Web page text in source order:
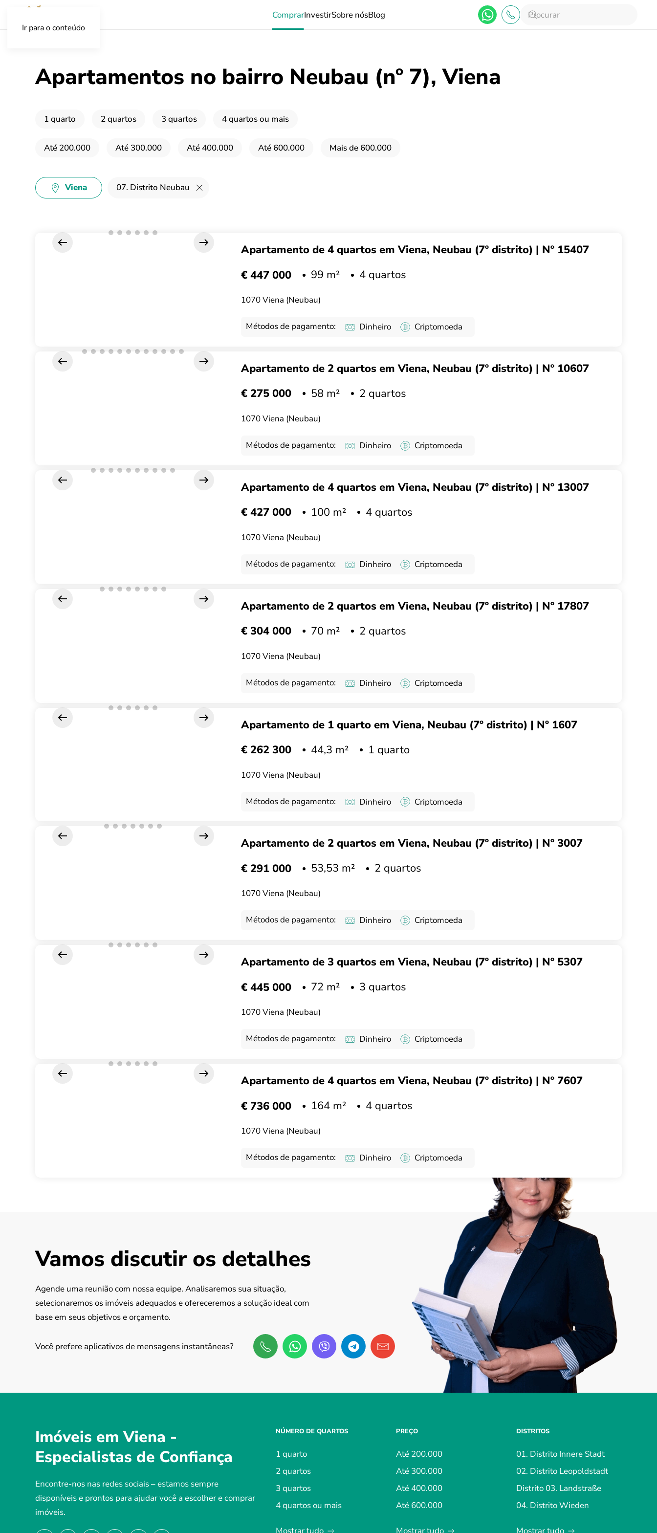
Ir para o conteúdo
ComprarInvestirSobre nósBlog
Apartamentos no bairro Neubau (nº 7), Viena
1 quarto 2 quartos 3 quartos 4 quartos ou mais
Até 200.000 Até 300.000 Até 400.000 Até 600.000 Mais de 600.000
Viena 07. Distrito Neubau
Apartamento de 4 quartos em Viena, Neubau (7º distrito) | Nº 15407
€ 447 000
99 m² 4 quartos
1070 Viena (Neubau)
Métodos de pagamento: Dinheiro Criptomoeda
Apartamento de 2 quartos em Viena, Neubau (7º distrito) | Nº 10607
€ 275 000
58 m² 2 quartos
1070 Viena (Neubau)
Métodos de pagamento: Dinheiro Criptomoeda
Apartamento de 4 quartos em Viena, Neubau (7º distrito) | Nº 13007
€ 427 000
100 m² 4 quartos
1070 Viena (Neubau)
Métodos de pagamento: Dinheiro Criptomoeda
Apartamento de 2 quartos em Viena, Neubau (7º distrito) | Nº 17807
€ 304 000
70 m² 2 quartos
1070 Viena (Neubau)
Métodos de pagamento: Dinheiro Criptomoeda
Apartamento de 1 quarto em Viena, Neubau (7º distrito) | Nº 1607
€ 262 300
44,3 m² 1 quarto
1070 Viena (Neubau)
Métodos de pagamento: Dinheiro Criptomoeda
Apartamento de 2 quartos em Viena, Neubau (7º distrito) | Nº 3007
€ 291 000
53,53 m² 2 quartos
1070 Viena (Neubau)
Métodos de pagamento: Dinheiro Criptomoeda
Apartamento de 3 quartos em Viena, Neubau (7º distrito) | Nº 5307
€ 445 000
72 m² 3 quartos
1070 Viena (Neubau)
Métodos de pagamento: Dinheiro Criptomoeda
Apartamento de 4 quartos em Viena, Neubau (7º distrito) | Nº 7607
€ 736 000
164 m² 4 quartos
1070 Viena (Neubau)
Métodos de pagamento: Dinheiro Criptomoeda
Vamos discutir os detalhes
Agende uma reunião com nossa equipe. Analisaremos sua situação,
selecionaremos os imóveis adequados e ofereceremos a solução ideal com
base em seus objetivos e orçamento.
Você prefere aplicativos de mensagens instantâneas?
Imóveis em Viena -
Especialistas de Confiança
Encontre-nos nas redes sociais – estamos sempre
disponíveis e prontos para ajudar você a escolher e comprar
imóveis.
NÚMERO DE QUARTOS
1 quarto
2 quartos
3 quartos
4 quartos ou mais
PREÇO
Até 200.000
Até 300.000
Até 400.000
Até 600.000
DISTRITOS
01. Distrito Innere Stadt
02. Distrito Leopoldstadt
Distrito 03. Landstraße
04. Distrito Wieden